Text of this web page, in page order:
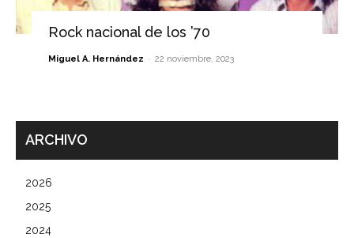
Rock nacional de los ’70
Miguel A. Hernández - 22 noviembre, 2023
ARCHIVO
2026
2025
2024